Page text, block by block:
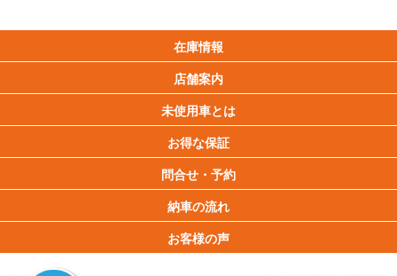
在庫情報
店舗案内
未使用車とは
お得な保証
問合せ・予約
納車の流れ
お客様の声